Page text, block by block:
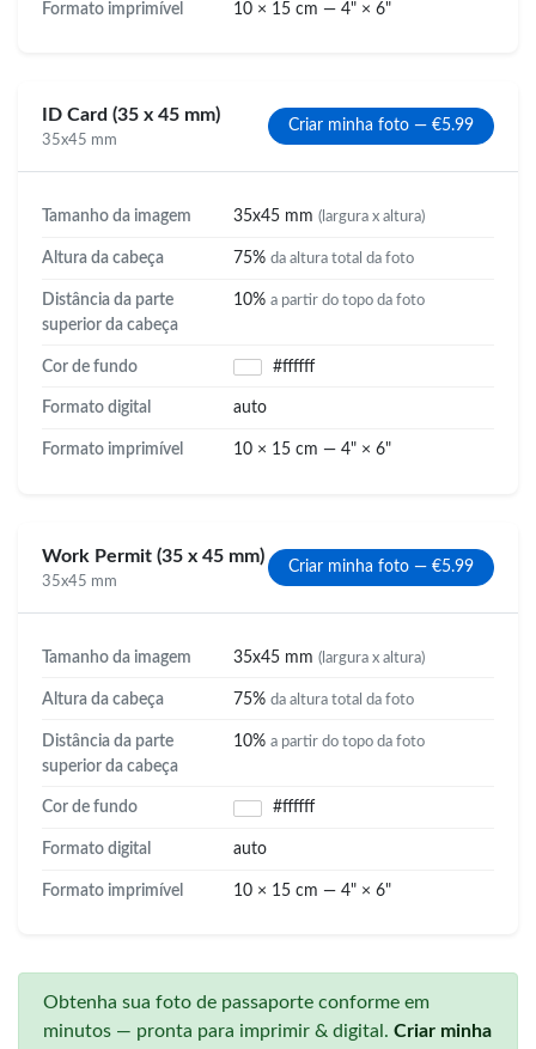
Formato imprimível 10 × 15 cm — 4" × 6"
ID Card (35 x 45 mm)
35x45 mm
Criar minha foto — €5.99
Tamanho da imagem 35x45 mm (largura x altura)
Altura da cabeça 75% da altura total da foto
Distância da parte
superior da cabeça
10% a partir do topo da foto
Cor de fundo #ffffff
Formato digital auto
Formato imprimível 10 × 15 cm — 4" × 6"
Work Permit (35 x 45 mm)
35x45 mm
Criar minha foto — €5.99
Tamanho da imagem 35x45 mm (largura x altura)
Altura da cabeça 75% da altura total da foto
Distância da parte
superior da cabeça
10% a partir do topo da foto
Cor de fundo #ffffff
Formato digital auto
Formato imprimível 10 × 15 cm — 4" × 6"
Obtenha sua foto de passaporte conforme em
minutos — pronta para imprimir & digital. Criar minha